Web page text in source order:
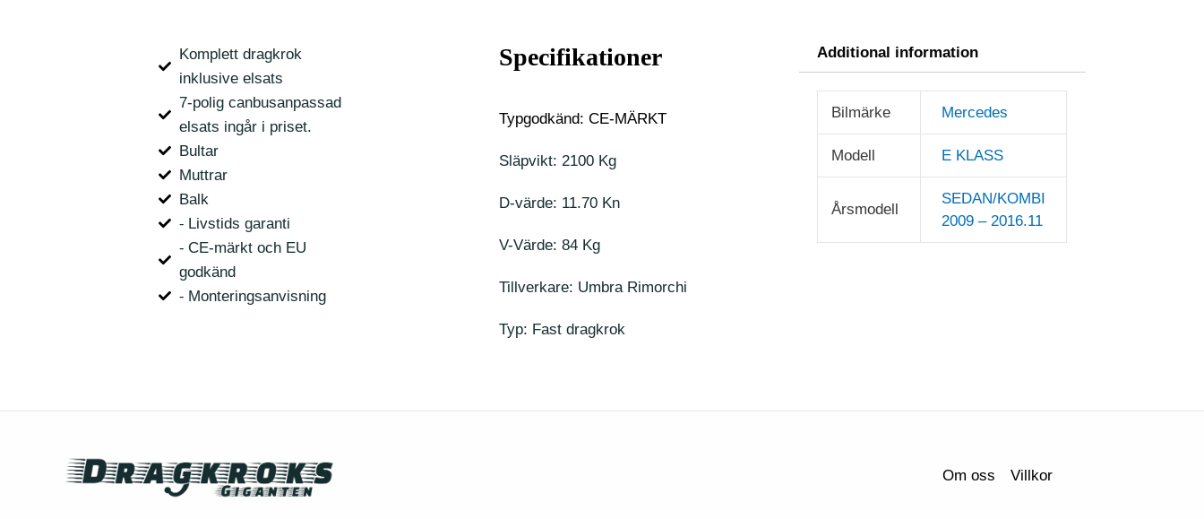
Komplett dragkrok
inklusive elsats
7-polig canbusanpassad
elsats ingår i priset.
Bultar
Muttrar
Balk
⁃ Livstids garanti
⁃ CE-märkt och EU
godkänd
⁃ Monteringsanvisning
Specifikationer
Typgodkänd: CE-MÄRKT
Släpvikt: 2100 Kg
D-värde: 11.70 Kn
V-Värde: 84 Kg
Tillverkare: Umbra Rimorchi
Typ: Fast dragkrok
Additional information
Bilmärke Mercedes
Modell E KLASS
Årsmodell
SEDAN/KOMBI
2009 – 2016.11
Om oss Villkor